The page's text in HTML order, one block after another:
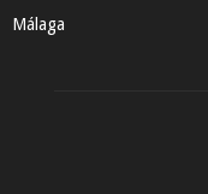
Málaga